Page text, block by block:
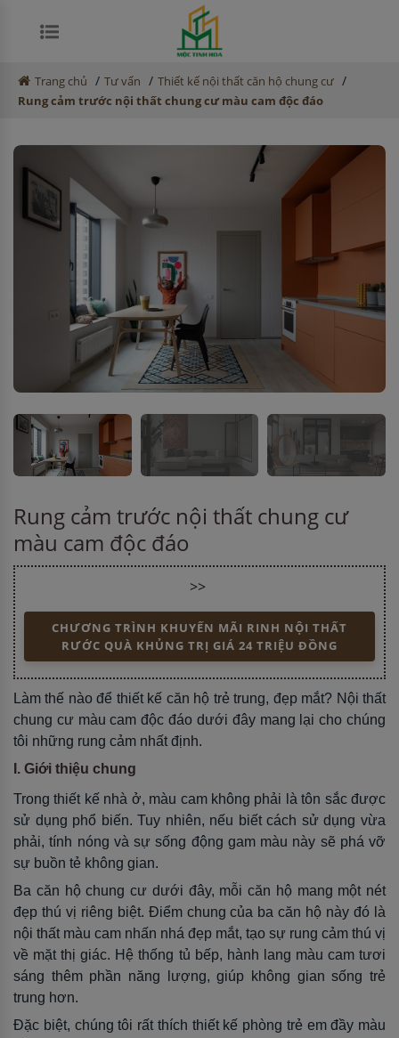
Trang chủ / Tư vấn / Thiết kế nội thất căn hộ chung cư /
Rung cảm trước nội thất chung cư màu cam độc đáo
Rung cảm trước nội thất chung cư
màu cam độc đáo
>>
CHƯƠNG TRÌNH KHUYẾN MÃI RINH NỘI THẤT
RƯỚC QUÀ KHỦNG TRỊ GIÁ 24 TRIỆU ĐỒNG
Làm thế nào để thiết kế căn hộ trẻ trung, đẹp mắt? Nội thất
chung cư màu cam độc đáo dưới đây mang lại cho chúng
tôi những rung cảm nhất định.
I. Giới thiệu chung
Trong thiết kế nhà ở, màu cam không phải là tôn sắc được
sử dụng phổ biến. Tuy nhiên, nếu biết cách sử dụng vừa
phải, tính nóng và sự sống động gam màu này sẽ phá vỡ
sự buồn tẻ không gian.
Ba căn hộ chung cư dưới đây, mỗi căn hộ mang một nét
đẹp thú vị riêng biệt. Điểm chung của ba căn hộ này đó là
nội thất màu cam nhấn nhá đẹp mắt, tạo sự rung cảm thú vị
về mặt thị giác. Hệ thống tủ bếp, hành lang màu cam tươi
sáng thêm phần năng lượng, giúp không gian sống trẻ
trung hơn.
Đặc biệt, chúng tôi rất thích thiết kế phòng trẻ em đầy màu